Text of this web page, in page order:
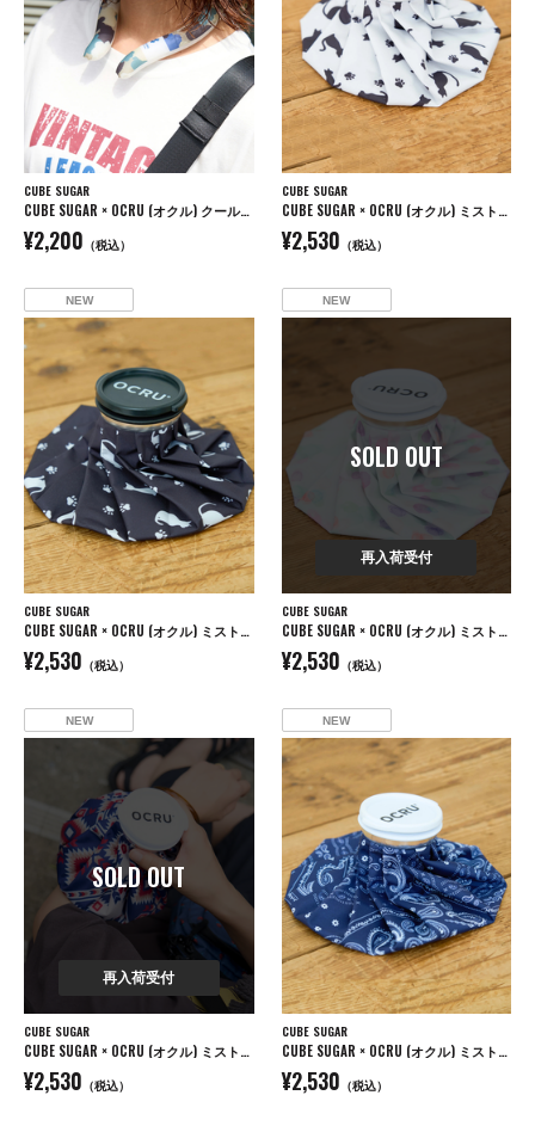
CUBE SUGAR
CUBE SUGAR × OCRU (オクル) クールリング
¥2,200 （税込）
CUBE SUGAR
CUBE SUGAR × OCRU (オクル) ミスト付き アイスバッグ
¥2,530 （税込）
NEW
CUBE SUGAR
CUBE SUGAR × OCRU (オクル) ミスト付き アイスバッグ
¥2,530 （税込）
NEW
SOLD OUT
再入荷受付
CUBE SUGAR
CUBE SUGAR × OCRU (オクル) ミスト付き アイスバッグ
¥2,530 （税込）
NEW
SOLD OUT
再入荷受付
CUBE SUGAR
CUBE SUGAR × OCRU (オクル) ミスト付き アイスバッグ
¥2,530 （税込）
NEW
CUBE SUGAR
CUBE SUGAR × OCRU (オクル) ミスト付き アイスバッグ
¥2,530 （税込）